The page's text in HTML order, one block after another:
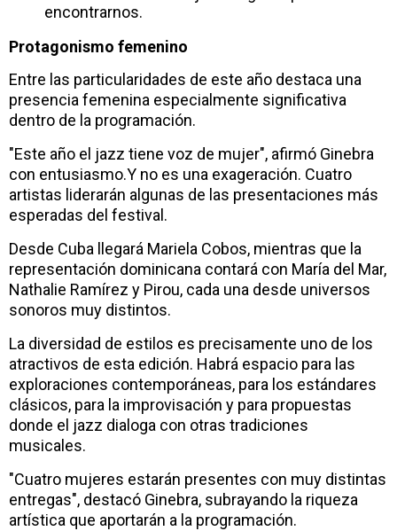
encontrarnos.
Protagonismo femenino
Entre las particularidades de este año destaca una
presencia femenina especialmente significativa
dentro de la programación.
"Este año el jazz tiene voz de mujer", afirmó Ginebra
con entusiasmo.Y no es una exageración. Cuatro
artistas liderarán algunas de las presentaciones más
esperadas del festival.
Desde Cuba llegará Mariela Cobos, mientras que la
representación dominicana contará con María del Mar,
Nathalie Ramírez y Pirou, cada una desde universos
sonoros muy distintos.
La diversidad de estilos es precisamente uno de los
atractivos de esta edición. Habrá espacio para las
exploraciones contemporáneas, para los estándares
clásicos, para la improvisación y para propuestas
donde el jazz dialoga con otras tradiciones
musicales.
"Cuatro mujeres estarán presentes con muy distintas
entregas", destacó Ginebra, subrayando la riqueza
artística que aportarán a la programación.